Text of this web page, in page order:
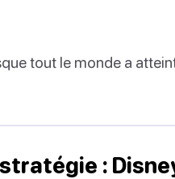
tout le monde a
: